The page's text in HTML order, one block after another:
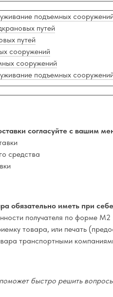
подъемных
путей
путей
сооружений
сооружений
подъемных
согласуйте с вашим
средства
обязательно иметь при
получателя по форме
товара, или печать
транспортными
быстро решить